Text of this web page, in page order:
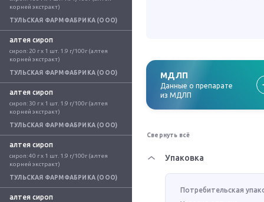
корней экстракт)
ТУЛЬСКАЯ ФАРМФАБРИКА (ООО)
алтея сироп
сироп: 20 г x 1 шт. 1.9 г/100г (алтея
корней экстракт)
ТУЛЬСКАЯ ФАРМФАБРИКА (ООО)
алтея сироп
сироп: 30 г x 1 шт. 1.9 г/100г (алтея
корней экстракт)
ТУЛЬСКАЯ ФАРМФАБРИКА (ООО)
алтея сироп
сироп: 40 г x 1 шт. 1.9 г/100г (алтея
корней экстракт)
ТУЛЬСКАЯ ФАРМФАБРИКА (ООО)
алтея сироп
МДЛП
Данные о препарате
из МДЛП
Свернуть всё
Упаковка
Потребительская